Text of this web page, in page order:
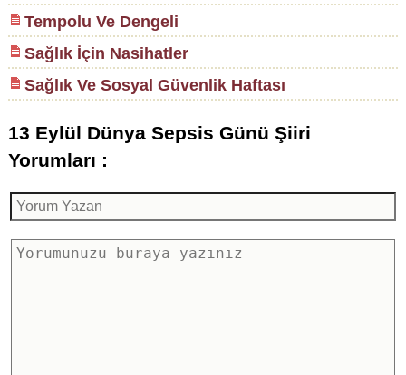
Tempolu Ve Dengeli
Sağlık İçin Nasihatler
Sağlık Ve Sosyal Güvenlik Haftası
13 Eylül Dünya Sepsis Günü Şiiri
Yorumları :